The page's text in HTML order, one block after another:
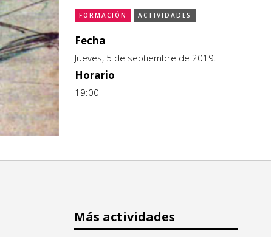
FORMACIÓN ACTIVIDADES
Fecha
Jueves, 5 de septiembre de 2019.
Horario
19:00
Más actividades